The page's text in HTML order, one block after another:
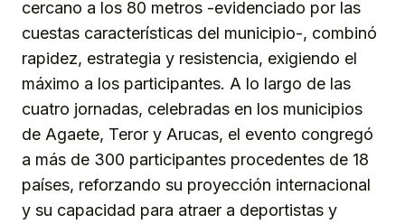
cercano a los 80 metros -evidenciado por las
cuestas características del municipio-, combinó
rapidez, estrategia y resistencia, exigiendo el
máximo a los participantes. A lo largo de las
cuatro jornadas, celebradas en los municipios
de Agaete, Teror y Arucas, el evento congregó
a más de 300 participantes procedentes de 18
países, reforzando su proyección internacional
y su capacidad para atraer a deportistas y